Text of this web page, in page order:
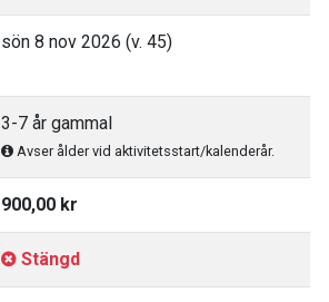
sön 8 nov 2026 (v. 45)
3-7 år gammal
Avser ålder vid aktivitetsstart/kalenderår.
900,00 kr
Stängd